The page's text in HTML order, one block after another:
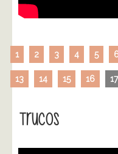
1 2 3 4 5
13 14 15 16 17
Trucos